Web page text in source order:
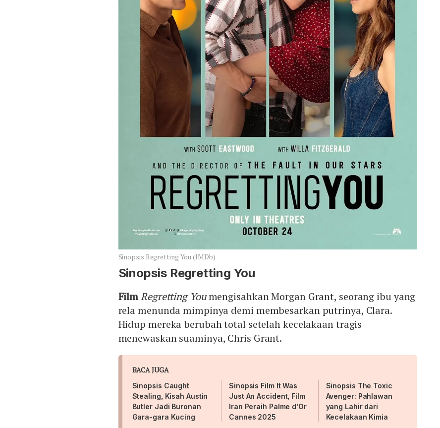
Sinopsis Regretting You (IMDb)
Sinopsis Regretting You
FilmRegretting Youmengisahkan Morgan Grant, seorang ibu yang
rela menunda mimpinya demi membesarkan putrinya, Clara.
Hidup mereka berubah total setelah kecelakaan tragis
menewaskan suaminya, Chris Grant.
BACA JUGA
Sinopsis Caught
Stealing, Kisah Austin
Butler Jadi Buronan
Gara-gara Kucing
Sinopsis Film It Was
Just An Accident, Film
Iran Peraih Palme d'Or
Cannes 2025
Sinopsis The Toxic
Avenger: Pahlawan
yang Lahir dari
Kecelakaan Kimia